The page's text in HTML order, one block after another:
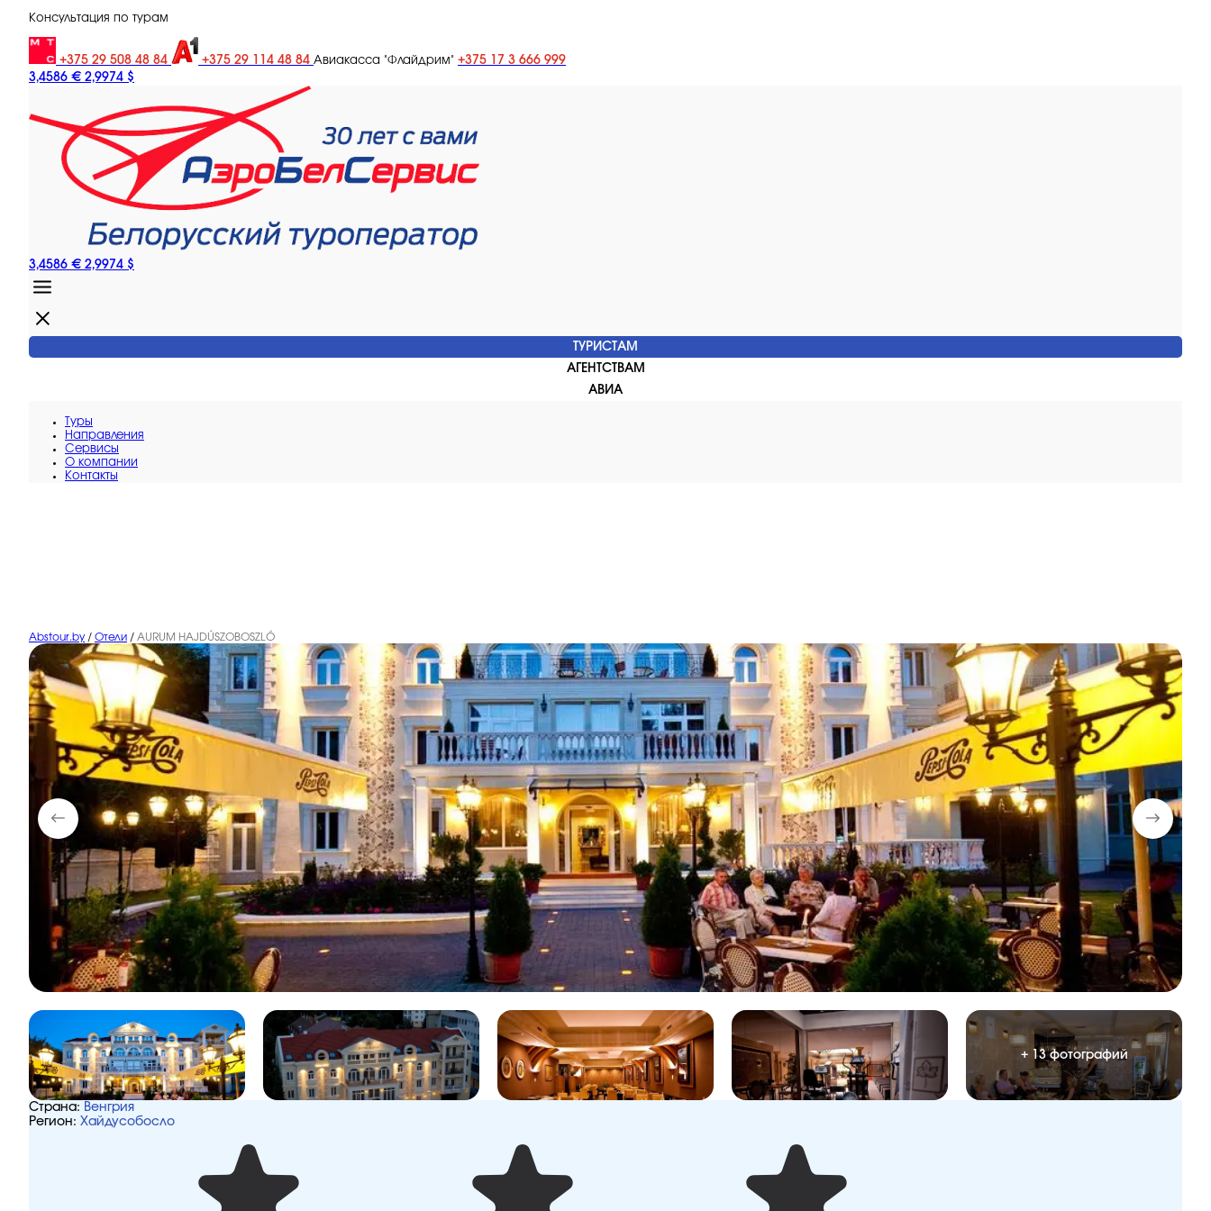
Консультация по турам
+375 29 508 48 84 +375 29 114 48 84 Авиакасса "Флайдрим" +375 17 3 666 999
3,4586 € 2,9974 $
3,4586 € 2,9974 $
ТУРИСТАМ
АГЕНТСТВАМ
АВИА
Туры
Направления
Сервисы
O компании
Контакты
Abstour.by / Отели / AURUM HAJDÚSZOBOSZLÓ
+ 13 фотографий
Страна: Венгрия
Регион: Хайдусобосло